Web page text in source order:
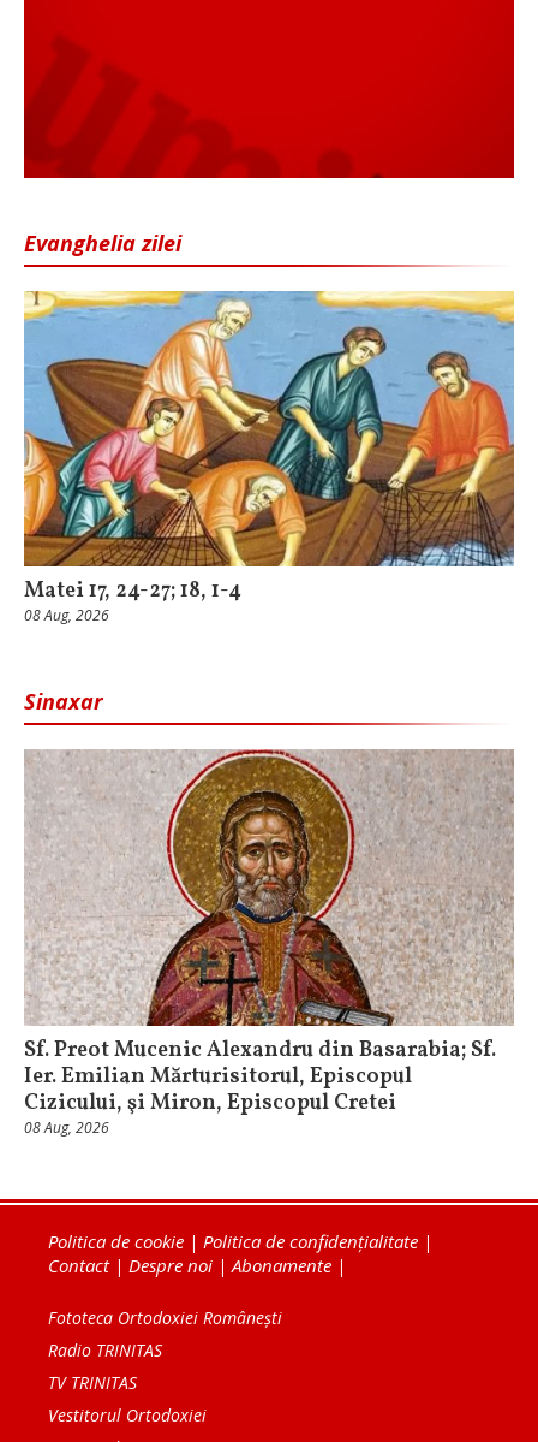
Evanghelia zilei
Matei 17, 24-27; 18, 1-4
08 Aug, 2026
Sinaxar
Sf. Preot Mucenic Alexandru din Basarabia; Sf.
Ier. Emilian Mărturisitorul, Episcopul
Cizicului, şi Miron, Episcopul Cretei
08 Aug, 2026
Politica de cookie | Politica de confidențialitate |
Contact| Despre noi | Abonamente |
Fototeca Ortodoxiei Românești
Radio TRINITAS
TV TRINITAS
Vestitorul Ortodoxiei